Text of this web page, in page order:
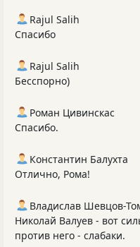
Rajul Salih
Спасибо
Rajul Salih
Бесспорно)
Роман Цивинскас
Спасибо.
Константин Балухта
Отлично, Рома!
Владислав Шевцов-
Николай Валуев - вот
против него - слабаки.